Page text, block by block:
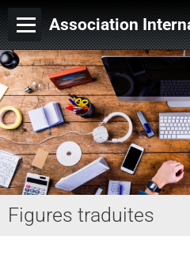
Page d'accueil
Derniers ajouts
Figures traduites